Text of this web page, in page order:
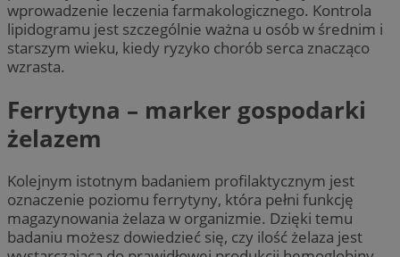
wprowadzenie leczenia farmakologicznego. Kontrola
lipidogramu jest szczególnie ważna u osób w średnim i
starszym wieku, kiedy ryzyko chorób serca znacząco
wzrasta.
Ferrytyna – marker gospodarki
żelazem
Kolejnym istotnym badaniem profilaktycznym jest
oznaczenie poziomu ferrytyny, która pełni funkcję
magazynowania żelaza w organizmie. Dzięki temu
badaniu możesz dowiedzieć się, czy ilość żelaza jest